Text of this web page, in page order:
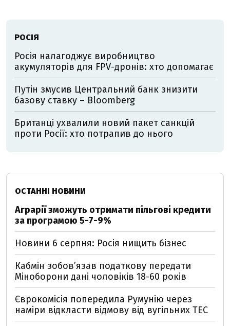
РОСІЯ
Росія налагоджує виробництво
акумуляторів для FPV-дронів: хто допомагає
Путін змусив Центральний банк знизити
базову ставку – Bloomberg
Британці ухвалили новий пакет санкцій
проти Росії: хто потрапив до нього
ОСТАННІ НОВИНИ
Аграрії зможуть отримати пільгові кредити
за програмою 5-7-9%
Новини 6 серпня: Росія нищить бізнес
Кабмін зобовʼязав податкову передати
Міноборони дані чоловіків 18-60 років
Єврокомісія попередила Румунію через
наміри відкласти відмову від вугільних ТЕС